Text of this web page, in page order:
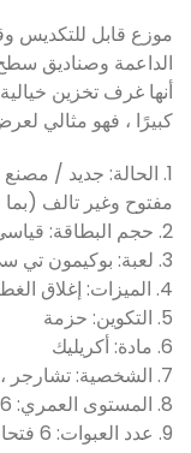
موزع قابل للتكديس
الداعمة وصناديق
أنها غرف تخزين
كبيرًا ، فهو مثالي
1. الحالة: جديد /
مفتوح وغير تالف
2. حجم البطاقة: قياسي
3. لعبة: بوكيمون تي سي جي
4. الميزات: إغلاق الغطاء المفصلي
5. التكوين: حزمة
6. مادة: أكريليك
7. الشخصية: تشارجر ، بيكاتشو
8. المستوى العمري: 6+
9. عدد العبوات: 6 فتحات العبوات